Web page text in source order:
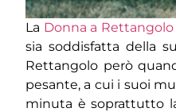
La Donna a Rettangolo
sia soddisfatta della
Rettangolo però
pesante, a cui i suoi
minuta è soprattutto